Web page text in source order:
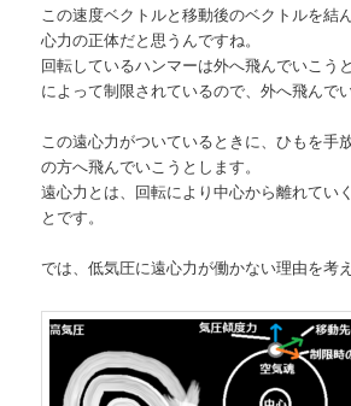
この速度ベクトルと移動後のベクトルを結
心力の正体だと思うんですね。
回転しているハンマーは外へ飛んでいこう
によって制限されているので、外へ飛んで
この遠心力がついているときに、ひもを手
の方へ飛んでいこうとします。
遠心力とは、回転により中心から離れてい
とです。
では、低気圧に遠心力が働かない理由を考